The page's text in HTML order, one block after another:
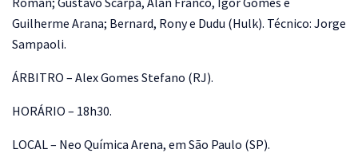
Guilherme Arana; Bernard, Rony e Dudu (Hulk). Técnico: Jorge
Sampaoli.
ÁRBITRO – Alex Gomes Stefano (RJ).
HORÁRIO – 18h30.
LOCAL – Neo Química Arena, em São Paulo (SP).